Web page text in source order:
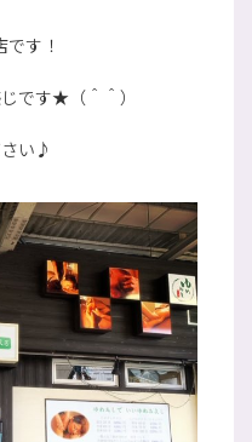
す！
です★（＾＾）
い♪